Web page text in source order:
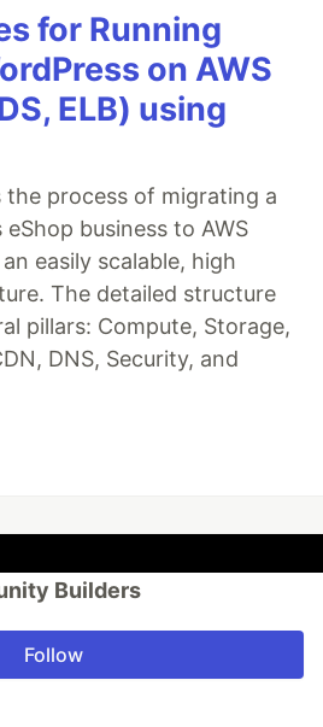
for Running
on AWS
ELB) using
the process of migrating a
business to AWS
easily scalable, high
The detailed structure
pillars: Compute, Storage,
DNS, Security, and
Builders
Follow